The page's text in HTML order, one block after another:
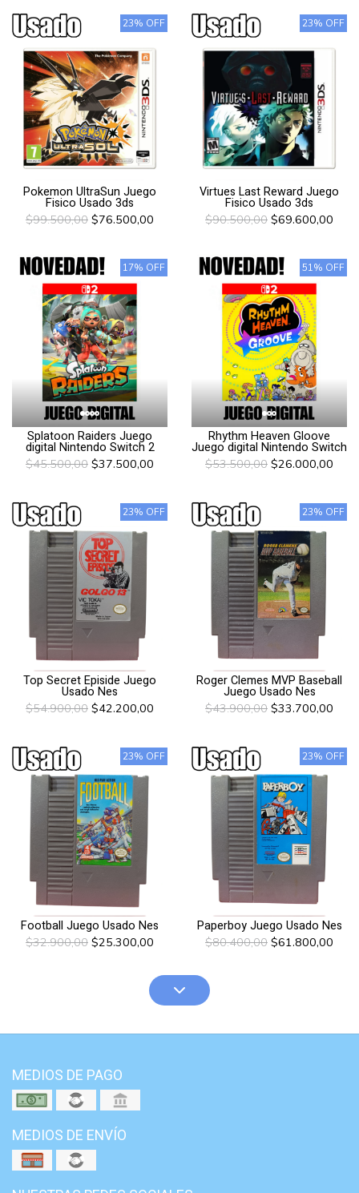
23% OFF
Pokemon UltraSun Juego
Fisico Usado 3ds
$99.500,00 $76.500,00
23% OFF
Virtues Last Reward Juego
Fisico Usado 3ds
$90.500,00 $69.600,00
17% OFF
Splatoon Raiders Juego
digital Nintendo Switch 2
$45.500,00 $37.500,00
51% OFF
Rhythm Heaven Gloove
Juego digital Nintendo Switch
$53.500,00 $26.000,00
23% OFF
Top Secret Episide Juego
Usado Nes
$54.900,00 $42.200,00
23% OFF
Roger Clemes MVP Baseball
Juego Usado Nes
$43.900,00 $33.700,00
23% OFF
Football Juego Usado Nes
$32.900,00 $25.300,00
23% OFF
Paperboy Juego Usado Nes
$80.400,00 $61.800,00
MEDIOS DE PAGO
MEDIOS DE ENVÍO